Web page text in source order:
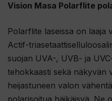
Vision Masa Polarflite
Polarflite laseissa on laaja
Actif-
suojan UVA-, UVB- ja
tehokkaasti sekä näkyvän
heijastuneen valon